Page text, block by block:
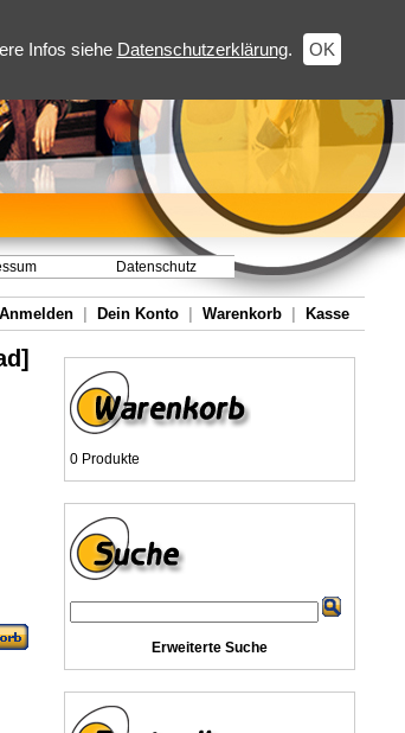
Infos siehe Datenschutzerklärung. OK
Datenschutz
Anmelden Dein Konto Warenkorb Kasse
0 Produkte
Erweiterte Suche